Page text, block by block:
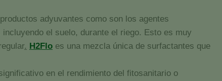
adyuvantes como son los agentes
el suelo, durante el riego. Esto es muy
. H2Flo es una mezcla única de surfactantes que
en el rendimiento del fitosanitario o